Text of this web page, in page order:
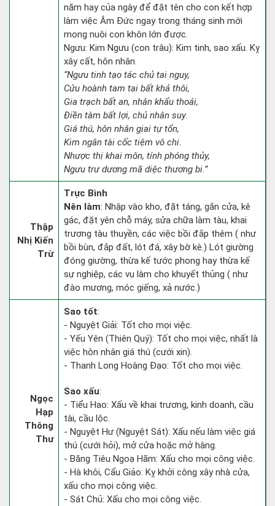
năm hay của ngày để đặt tên cho con kết hợp
làm việc Âm Đức ngay trong tháng sinh mới
mong nuôi con khôn lớn được.
Ngưu: Kim Ngưu (con trâu): Kim tinh, sao xấu. Kỵ
xây cất, hôn nhân.
“Ngưu tinh tạo tác chủ tai nguy,
Cửu hoành tam tai bất khả thôi,
Gia trạch bất an, nhân khẩu thoái,
Điền tàm bất lợi, chủ nhân suy.
Giá thú, hôn nhân giai tự tổn,
Kim ngân tài cốc tiệm vô chi.
Nhược thị khai môn, tính phóng thủy,
Ngưu trư dương mã diệc thương bi.”
Thập
Nhị Kiến
Trừ
Trực Bình
Nên làm: Nhập vào kho, đặt táng, gắn cửa, kê
gác, đặt yên chỗ máy, sửa chữa làm tàu, khai
trương tàu thuyền, các việc bồi đắp thêm ( như
bồi bùn, đắp đất, lót đá, xây bờ kè.) Lót giường
đóng giường, thừa kế tước phong hay thừa kế
sự nghiệp, các vụ làm cho khuyết thủng ( như
đào mương, móc giếng, xả nước.)
Ngọc
Hạp
Thông
Thư
Sao tốt:
- Nguyệt Giải: Tốt cho mọi việc.
- Yếu Yên (Thiên Quý): Tốt cho mọi việc, nhất là
việc hôn nhân giá thú (cưới xin).
- Thanh Long Hoàng Đạo: Tốt cho mọi việc.
Sao xấu:
- Tiểu Hao: Xấu về khai trương, kinh doanh, cầu
tài, cầu lộc.
- Nguyệt Hư (Nguyệt Sát): Xấu nếu làm việc giá
thú (cưới hỏi), mở cửa hoặc mở hàng.
- Băng Tiêu Ngoạ Hãm: Xấu cho mọi công việc.
- Hà khôi, Cẩu Giảo: Kỵ khởi công xây nhà cửa,
xấu cho mọi công việc.
- Sát Chủ: Xấu cho mọi công việc.